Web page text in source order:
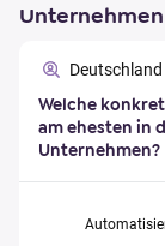
Unternehmen
Deutschland
Welche
am ehesten in
Unternehmen?